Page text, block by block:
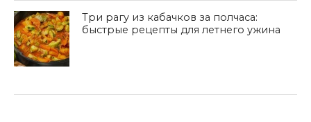
Три рагу из кабачков за полчаса:
быстрые рецепты для летнего ужина